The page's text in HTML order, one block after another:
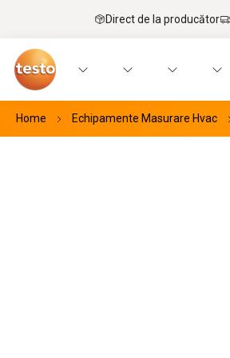
Direct de la producător
Home Echipamente Masurare Hvac